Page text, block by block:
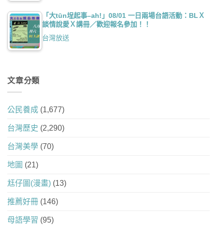
「大tūn埕起事–ah!」08/01 一日兩場台語活動：BLＸ
談情說愛Ｘ講冊／歡迎報名參加！！
台灣放送
文章分類
公民養成 (1,677)
台灣歷史 (2,290)
台灣美學 (70)
地圖 (21)
尪仔圖(漫畫) (13)
推薦好冊 (146)
母語學習 (95)